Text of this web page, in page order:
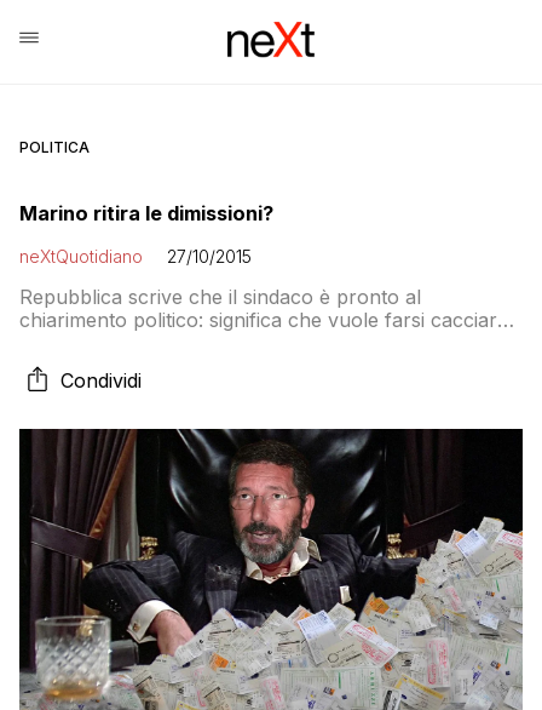
POLITICA
Marino ritira le dimissioni?
neXtQuotidiano 27/10/2015
Repubblica scrive che il sindaco è pronto al
chiarimento politico: significa che vuole farsi cacciare
Condividi